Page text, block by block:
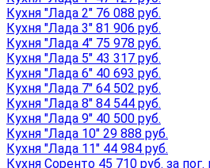
Кухня "Лада 2" 76 088 руб.
Кухня "Лада 3" 81 906 руб.
Кухня "Лада 4" 75 978 руб.
Кухня "Лада 5" 43 317 руб.
Кухня "Лада 6" 40 693 руб.
Кухня "Лада 7" 64 502 руб.
Кухня "Лада 8" 84 544 руб.
Кухня "Лада 9" 40 500 руб.
Кухня "Лада 10" 29 888 руб.
Кухня "Лада 11" 44 984 руб.
Кухня Соренто 45 710 руб. за пог.